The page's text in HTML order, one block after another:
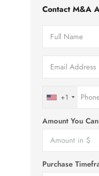
Contact M&A
+1
Amount You
Purchase